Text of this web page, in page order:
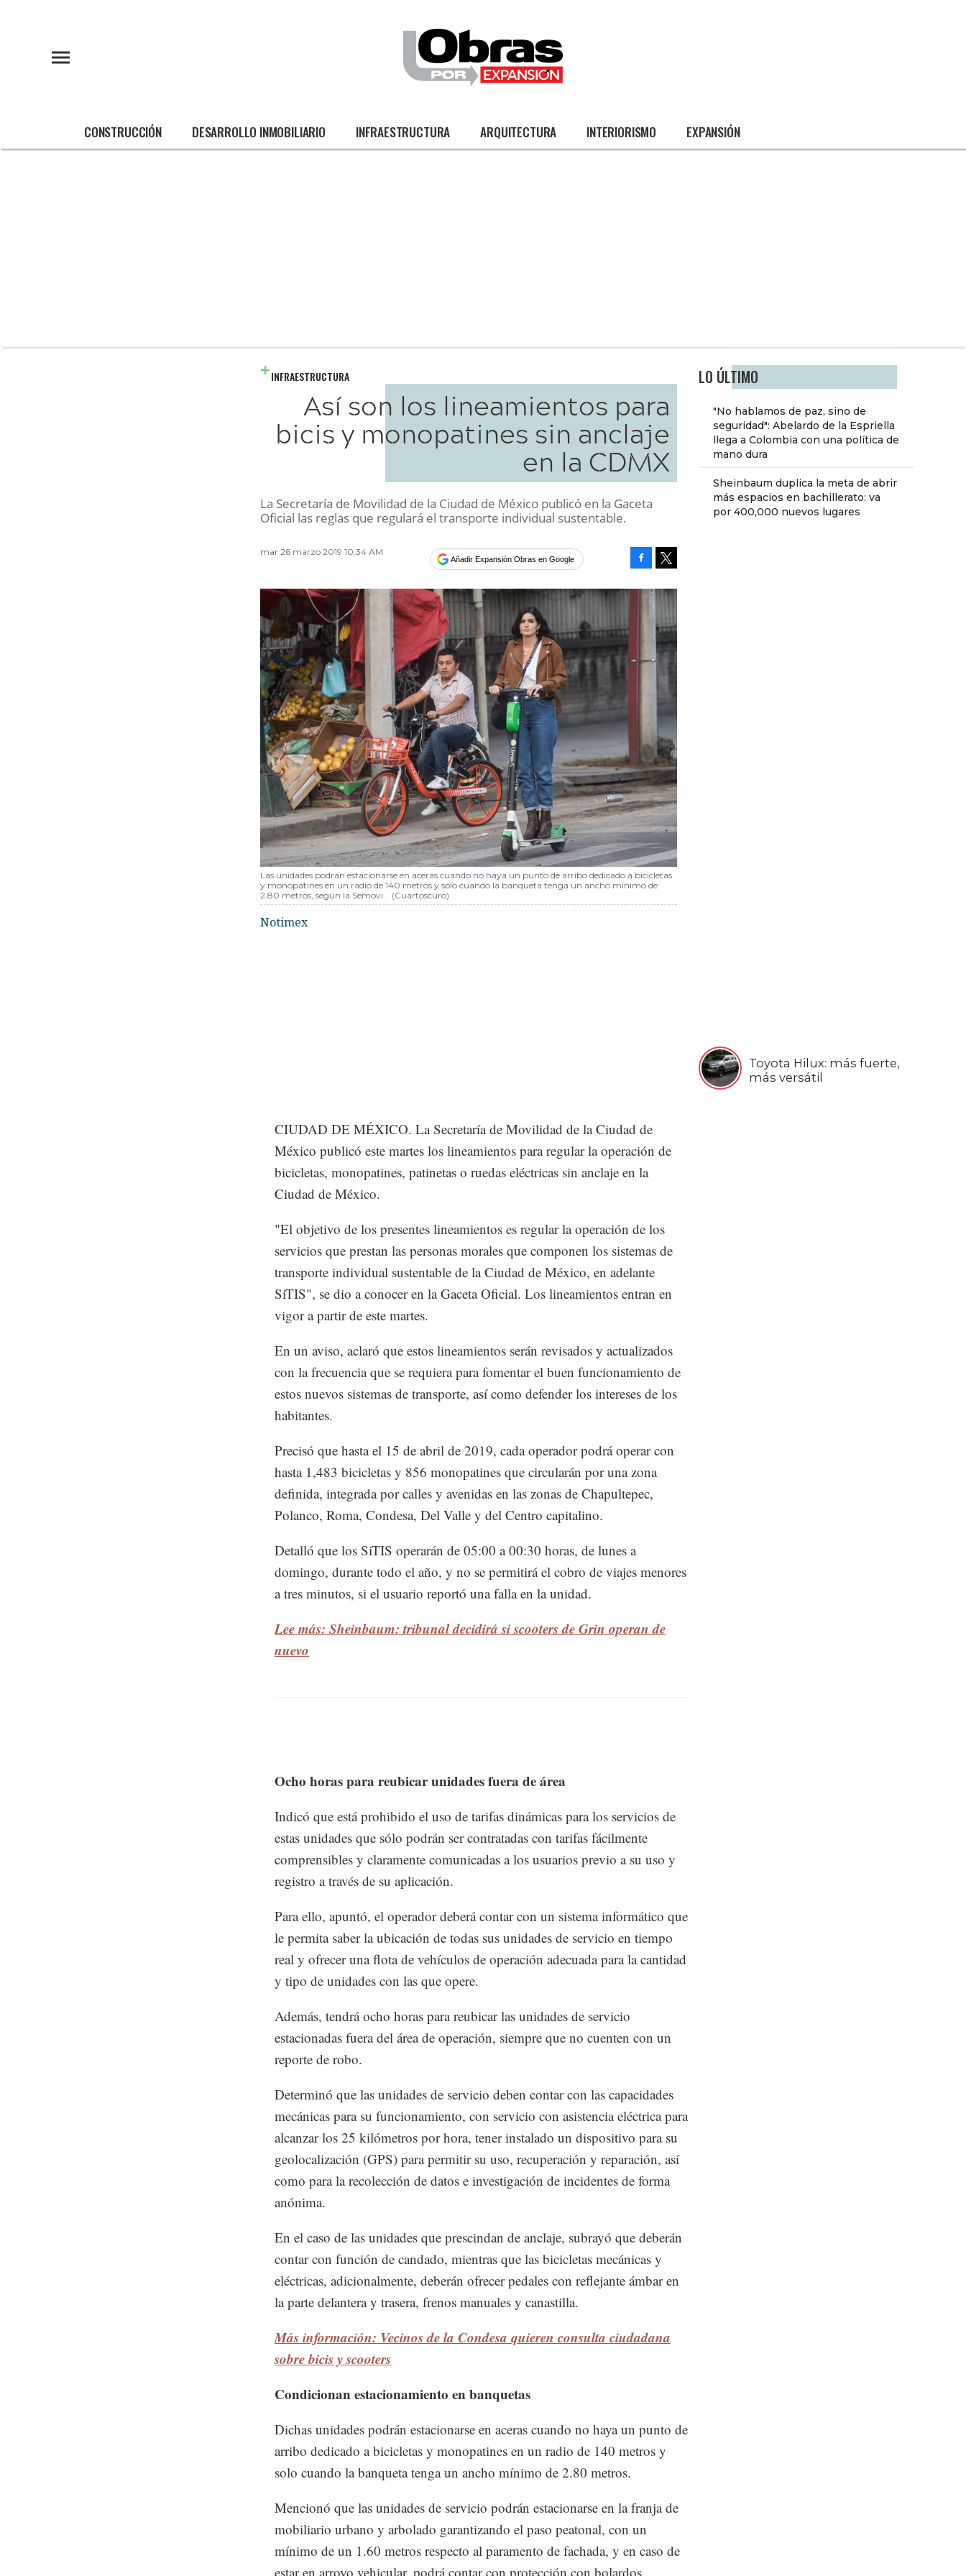
CONSTRUCCIÓN DESARROLLO INMOBILIARIO INFRAESTRUCTURA ARQUITECTURA INTERIORISMO EXPANSIÓN
LO ÚLTIMO
"No hablamos de paz, sino de
seguridad": Abelardo de la Espriella
llega a Colombia con una política de
mano dura
Sheinbaum duplica la meta de abrir
más espacios en bachillerato: va
por 400,000 nuevos lugares
Toyota Hilux: más fuerte,
más versátil
INFRAESTRUCTURA
Así son los lineamientos para
bicis y monopatines sin anclaje
en la CDMX
La Secretaría de Movilidad de la Ciudad de México publicó en la Gaceta
Oficial las reglas que regulará el transporte individual sustentable.
mar 26 marzo 2019 10:34 AM
Añadir Expansión Obras en Google
Las unidades podrán estacionarse en aceras cuando no haya un punto de arribo dedicado a bicicletas
y monopatines en un radio de 140 metros y solo cuando la banqueta tenga un ancho mínimo de
2.80 metros, según la Semovi.
(Cuartoscuro)
Notimex
CIUDAD DE MÉXICO. La Secretaría de Movilidad de la Ciudad de
México publicó este martes los lineamientos para regular la operación de
bicicletas, monopatines, patinetas o ruedas eléctricas sin anclaje en la
Ciudad de México.
"El objetivo de los presentes lineamientos es regular la operación de los
servicios que prestan las personas morales que componen los sistemas de
transporte individual sustentable de la Ciudad de México, en adelante
SiTIS", se dio a conocer en la Gaceta Oficial. Los lineamientos entran en
vigor a partir de este martes.
En un aviso, aclaró que estos lineamientos serán revisados y actualizados
con la frecuencia que se requiera para fomentar el buen funcionamiento de
estos nuevos sistemas de transporte, así como defender los intereses de los
habitantes.
Precisó que hasta el 15 de abril de 2019, cada operador podrá operar con
hasta 1,483 bicicletas y 856 monopatines que circularán por una zona
definida, integrada por calles y avenidas en las zonas de Chapultepec,
Polanco, Roma, Condesa, Del Valle y del Centro capitalino.
Detalló que los SiTIS operarán de 05:00 a 00:30 horas, de lunes a
domingo, durante todo el año, y no se permitirá el cobro de viajes menores
a tres minutos, si el usuario reportó una falla en la unidad.
Lee más: Sheinbaum: tribunal decidirá si scooters de Grin operan de
nuevo
Ocho horas para reubicar unidades fuera de área
Indicó que está prohibido el uso de tarifas dinámicas para los servicios de
estas unidades que sólo podrán ser contratadas con tarifas fácilmente
comprensibles y claramente comunicadas a los usuarios previo a su uso y
registro a través de su aplicación.
Para ello, apuntó, el operador deberá contar con un sistema informático que
le permita saber la ubicación de todas sus unidades de servicio en tiempo
real y ofrecer una flota de vehículos de operación adecuada para la cantidad
y tipo de unidades con las que opere.
Además, tendrá ocho horas para reubicar las unidades de servicio
estacionadas fuera del área de operación, siempre que no cuenten con un
reporte de robo.
Determinó que las unidades de servicio deben contar con las capacidades
mecánicas para su funcionamiento, con servicio con asistencia eléctrica para
alcanzar los 25 kilómetros por hora, tener instalado un dispositivo para su
geolocalización (GPS) para permitir su uso, recuperación y reparación, así
como para la recolección de datos e investigación de incidentes de forma
anónima.
En el caso de las unidades que prescindan de anclaje, subrayó que deberán
contar con función de candado, mientras que las bicicletas mecánicas y
eléctricas, adicionalmente, deberán ofrecer pedales con reflejante ámbar en
la parte delantera y trasera, frenos manuales y canastilla.
Más información: Vecinos de la Condesa quieren consulta ciudadana
sobre bicis y scooters
Condicionan estacionamiento en banquetas
Dichas unidades podrán estacionarse en aceras cuando no haya un punto de
arribo dedicado a bicicletas y monopatines en un radio de 140 metros y
solo cuando la banqueta tenga un ancho mínimo de 2.80 metros.
Mencionó que las unidades de servicio podrán estacionarse en la franja de
mobiliario urbano y arbolado garantizando el paso peatonal, con un
mínimo de un 1.60 metros respecto al paramento de fachada, y en caso de
estar en arroyo vehicular, podrá contar con protección con bolardos.